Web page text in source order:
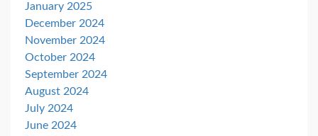
January 2025
December 2024
November 2024
October 2024
September 2024
August 2024
July 2024
June 2024